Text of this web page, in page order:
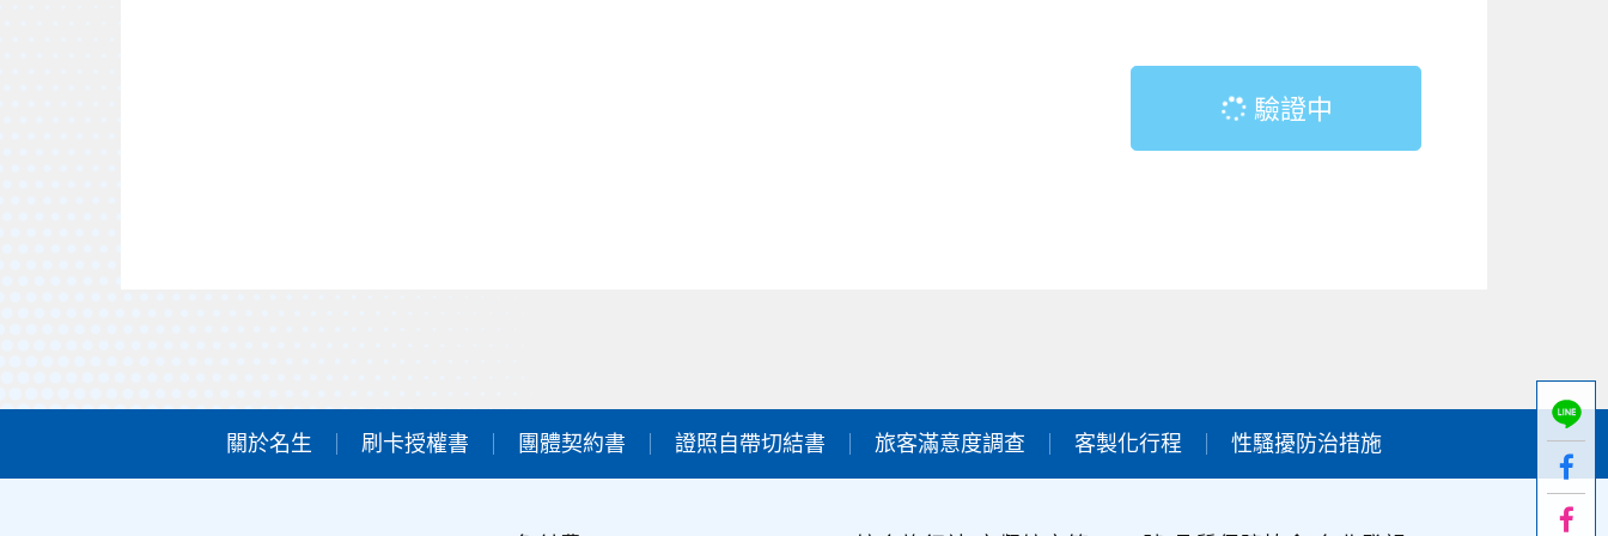
驗證中
關於名生 刷卡授權書 團體契約書 證照自帶切結書 旅客滿意度調查 客製化行程 性騷擾防治措施